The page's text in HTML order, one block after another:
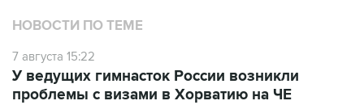
НОВОСТИ ПО ТЕМЕ
7 августа 15:22
У ведущих гимнасток России возникли
проблемы с визами в Хорватию на ЧЕ